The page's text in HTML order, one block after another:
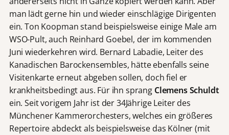
man lädt gerne hin und wieder einschlägige Dirigenten
ein. Ton Koopman stand beispielsweise einige Male am
WSO-Pult, auch Reinhard Goebel, der im kommenden
Juni wiederkehren wird. Bernard Labadie, Leiter des
Kanadischen Barockensembles, hätte ebenfalls seine
Visitenkarte erneut abgeben sollen, doch fiel er
krankheitsbedingt aus. Für ihn sprang Clemens Schuldt
ein. Seit vorigem Jahr ist der 34Jährige Leiter des
Münchener Kammerorchesters, welches ein größeres
Repertoire abdeckt als beispielsweise das Kölner (mit